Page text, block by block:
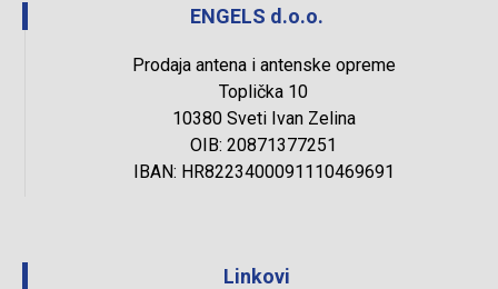
ENGELS d.o.o.
Prodaja antena i antenske opreme
Toplička 10
10380 Sveti Ivan Zelina
OIB: 20871377251
IBAN: HR8223400091110469691
Linkovi